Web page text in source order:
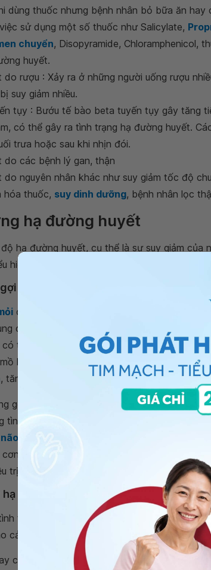
dùng thuốc nhưng bệnh nhân bỏ bữa ăn hay
sử dụng một số thuốc như Salicylate,
chuyển, Disopyramide, Chloramphenicol,
huyết.
do rượu : Xảy ra ở những người uống rượu
suy giảm nhiều.
tụy : Bướu tế bào beta tuyến tụy gây tăng
có thể gây ra tình trạng hạ đường huyết.
trưa hoặc sau khi nhịn đói.
do các bệnh lý gan, thận
do nguyên nhân khác như suy giảm tốc độ
hóa thuốc, suy dinh dưỡng, bệnh nhân lọc
hạ đường huyết
hạ đường huyết, cụ thể là sự suy giảm của
hiện ở các mức độ khác nhau.
ý hạ đường huyết
đột ngột.
cồn cào mà không thể giải thích được.
có thể xuất hiện như chóng mặt, lo âu, đau đầu
hôi, hồi hộp, đánh trống ngực, kích động,
, tăng huyết áp, có thể xuất hiện các cơn đau
gợi ý cho tình trạng hạ đường huyết. Tuy
tình trạng bệnh lý khác như triệu chứng sau
hạ natri máu
, tăng đường huyết, nhiễm
cấp... Việc phân biệt các bệnh
trị của từng bệnh lý là khác nhau.
hạ đường huyết khi vừa bắt đầu
trạng hạ đường huyết thường biểu hiện
cảm như :
chân